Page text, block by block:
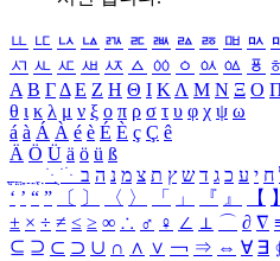
ㅥ ㅦ ㅧ ㅨ ㅩ ㅪ ㅫ ㅬ ㅭ ㅮ ㅯ
ㅺ ㅻ ㅼ ㅽ ㅾ ㅿ ㆀ ㆁ ㆂ ㆃ ㆄ
Α Β ΓΔ Ε Ζ Η Θ Ι ΚΛ Μ Ν Ξ Ο
θ ι κ λ μ ν ξ ο π ρ σ τ υ φ χ ψ ω
á à Á À é è É È ç Ç ê
Ä Ö Ü ä ö ü ß
ִֶֹ ֻּ ׁׂ ח י ע כ ג ד ש ץ ת צ מ נ ה ב
‘ ’ “ ” 〔 〕 〈 〉 「 」 『 』 【 】
± × ÷ ≠ ≤ ≥ ∞ ∴ ♂ ♀ ∠ ⊥ ⌒ ∂ ∇
⊆ ⊇ ⊂ ⊃ ∪ ∩ ∧ ∨ ￢ ⇒ ⇔ ∀ ∃